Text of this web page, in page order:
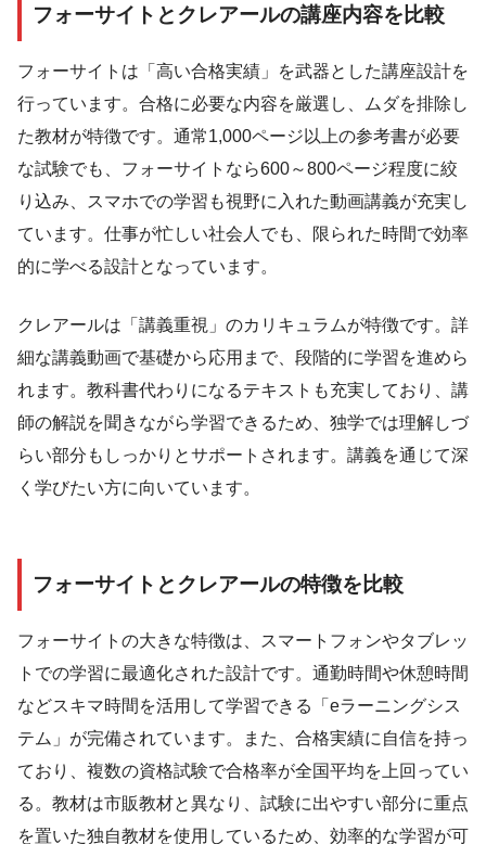
フォーサイトとクレアールの講座内容を比較
フォーサイトは「高い合格実績」を武器とした講座設計を
行っています。合格に必要な内容を厳選し、ムダを排除し
た教材が特徴です。通常1,000ページ以上の参考書が必要
な試験でも、フォーサイトなら600～800ページ程度に絞
り込み、スマホでの学習も視野に入れた動画講義が充実し
ています。仕事が忙しい社会人でも、限られた時間で効率
的に学べる設計となっています。
クレアールは「講義重視」のカリキュラムが特徴です。詳
細な講義動画で基礎から応用まで、段階的に学習を進めら
れます。教科書代わりになるテキストも充実しており、講
師の解説を聞きながら学習できるため、独学では理解しづ
らい部分もしっかりとサポートされます。講義を通じて深
く学びたい方に向いています。
フォーサイトとクレアールの特徴を比較
フォーサイトの大きな特徴は、スマートフォンやタブレッ
トでの学習に最適化された設計です。通勤時間や休憩時間
などスキマ時間を活用して学習できる「eラーニングシス
テム」が完備されています。また、合格実績に自信を持っ
ており、複数の資格試験で合格率が全国平均を上回ってい
る。教材は市販教材と異なり、試験に出やすい部分に重点
を置いた独自教材を使用しているため、効率的な学習が可